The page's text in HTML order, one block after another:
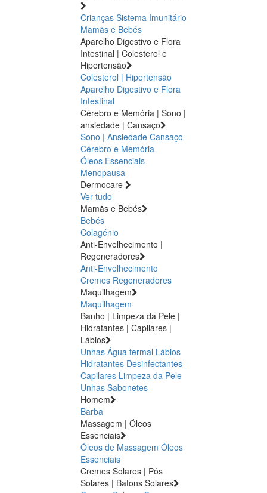
Crianças Sistema Imunitário
Mamãs e Bebés
Aparelho Digestivo e Flora
Intestinal | Colesterol e
Hipertensão
Colesterol | Hipertensão
Aparelho Digestivo e Flora
Intestinal
Cérebro e Memória | Sono |
ansiedade | Cansaço
Sono | Ansiedade Cansaço
Cérebro e Memória
Óleos Essenciais
Menopausa
Dermocare
Ver tudo
Mamãs e Bebés
Bebés
Colagénio
Anti-Envelhecimento |
Regeneradores
Anti-Envelhecimento
Cremes Regeneradores
Maquilhagem
Maquilhagem
Banho | Limpeza da Pele |
Hidratantes | Capilares |
Lábios
Unhas Água termal Lábios
Hidratantes Desinfectantes
Capilares Limpeza da Pele
Unhas Sabonetes
Homem
Barba
Massagem | Óleos
Essenciais
Óleos de Massagem Óleos
Essenciais
Cremes Solares | Pós
Solares | Batons Solares